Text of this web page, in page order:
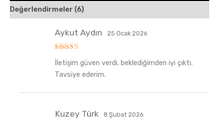
Değerlendirmeler (6)
üzerinden
5 oy aldı
Aykut Aydın 25 Ocak 2026
İletişim güven verdi. beklediğimden iyi çıktı.
Tavsiye ederim.
Kuzey Türk 8 Şubat 2026